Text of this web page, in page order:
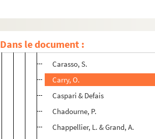
Dans le document :
Caplen, Bauer & Cie
Carasso, S.
Carry, O.
Caspari & Defais
Chadourne, P.
Chappellier, L. & Grand, A.